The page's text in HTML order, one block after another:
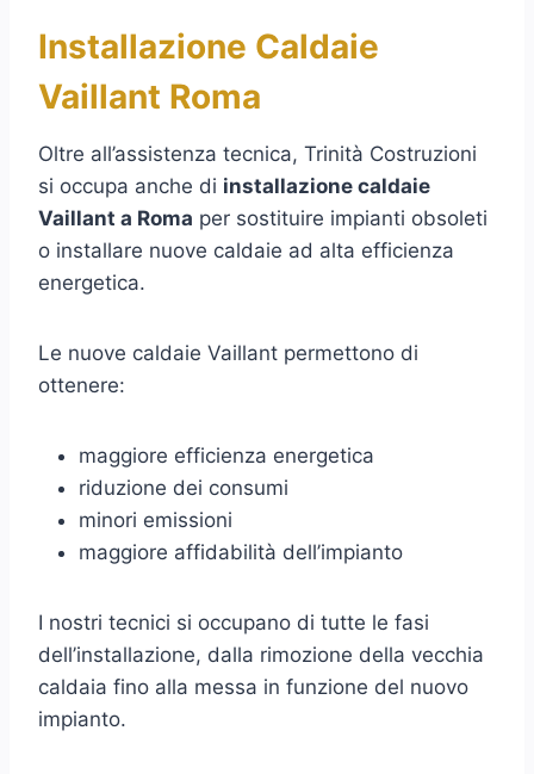
Installazione Caldaie
Vaillant Roma
Oltre all’assistenza tecnica, Trinità Costruzioni
si occupa anche di installazione caldaie
Vaillant a Roma per sostituire impianti obsoleti
o installare nuove caldaie ad alta efficienza
energetica.
Le nuove caldaie Vaillant permettono di
ottenere:
maggiore efficienza energetica
riduzione dei consumi
minori emissioni
maggiore affidabilità dell’impianto
I nostri tecnici si occupano di tutte le fasi
dell’installazione, dalla rimozione della vecchia
caldaia fino alla messa in funzione del nuovo
impianto.